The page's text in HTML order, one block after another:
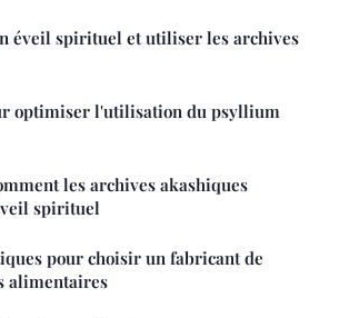
éveil spirituel et utiliser les archives
optimiser l'utilisation du psyllium
les archives akashiques
spirituel
pour choisir un fabricant de
alimentaires